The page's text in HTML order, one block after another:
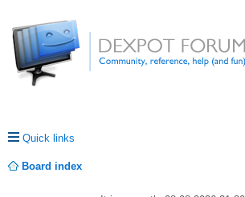
Quick links
Board index